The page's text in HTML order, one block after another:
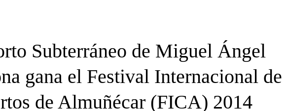
Subterráneo de Miguel Ángel
gana el Festival Internacional de
de Almuñécar (FICA) 2014